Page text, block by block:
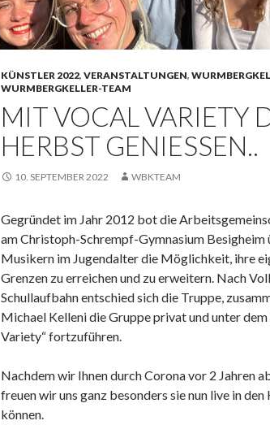
KÜNSTLER 2022, VERANSTALTUNGEN,
WURMBERGKELLER-TEAM
MIT VOCAL VARIETY
HERBST GENIESSEN..
10. SEPTEMBER 2022 WBKTEAM
Gegründet im Jahr 2012 bot die
am Christoph-Schrempf-Gymnasium
Musikern im Jugendalter die Möglichkeit, ihre
Grenzen zu erreichen und zu erweitern. Nach
Schullaufbahn entschied sich die Truppe,
Michael Kelleni die Gruppe privat und unter dem
Variety“ fortzuführen.
Nachdem wir Ihnen durch Corona vor 2 Jahren
freuen wir uns ganz besonders sie nun live in den
können.